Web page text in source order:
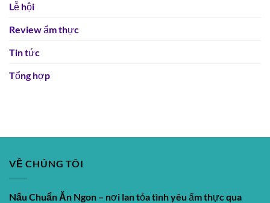
Lễ hội
Review ẩm thực
Tin tức
Tổng hợp
VỀ CHÚNG TÔI
Nấu Chuẩn Ăn Ngon – nơi lan tỏa tình yêu ẩm thực qua